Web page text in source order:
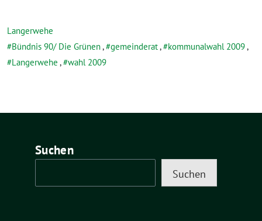
Langerwehe
Bündnis 90/ Die Grünen, gemeinderat, kommunalwahl 2009,
Langerwehe , wahl 2009
Suchen
Suchen